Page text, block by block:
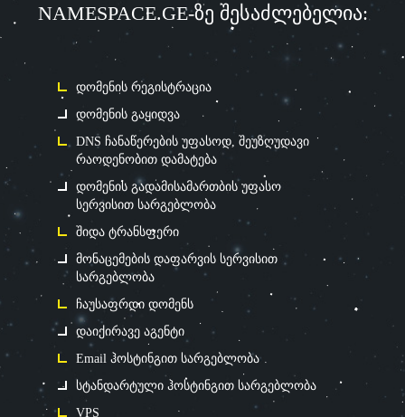
NAMESPACE.GE-ზე შესაძლებელია:
დომენის რეგისტრაცია
დომენის გაყიდვა
DNS ჩანაწერების უფასოდ, შეუზღუდავი
რაოდენობით დამატება
დომენის გადამისამართბის უფასო
სერვისით სარგებლობა
შიდა ტრანსფერი
მონაცემების დაფარვის სერვისით
სარგებლობა
ჩაუსაფრდი დომენს
დაიქირავე აგენტი
Email ჰოსტინგით სარგებლობა
სტანდარტული ჰოსტინგით სარგებლობა
VPS